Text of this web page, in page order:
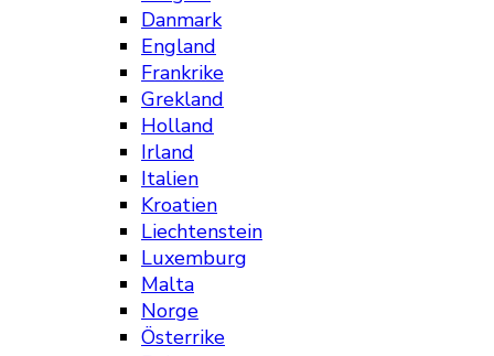
Danmark
England
Frankrike
Grekland
Holland
Irland
Italien
Kroatien
Liechtenstein
Luxemburg
Malta
Norge
Österrike